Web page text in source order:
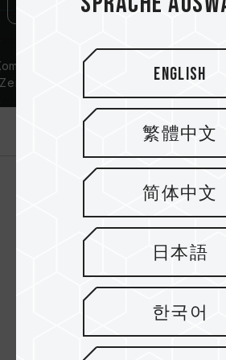
Zertifizierung
Lebenslange
Garantie
Einführung
English
繁體中文
简体中文
日本語
한국어